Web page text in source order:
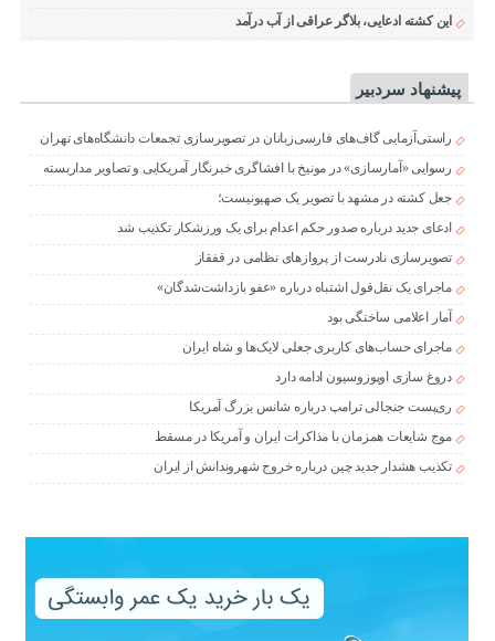
این کشته ادعایی، بلاگر عراقی از آب درآمد
پیشنهاد سردبیر
راستی‌آزمایی گاف‌های فارسی‌زبانان در تصویرسازی تجمعات دانشگاه‌های تهران
رسوایی «آمارسازی» در مونیخ با افشاگری خبرنگار آمریکایی و تصاویر مداربسته
جعل کشته در مشهد با تصویر یک صهیونیست؛
ادعای جدید درباره صدور حکم اعدام برای یک ورزشکار تکذیب شد
تصویرسازی نادرست از پروازهای نظامی در قفقاز
ماجرای یک نقل‌قول اشتباه درباره «عفو بازداشت‌شدگان»
آمار اعلامی ساختگی بود
ماجرای حساب‌های کاربری جعلی لایک‌ها و شاه ایران
دروغ سازی اوپوزوسیون ادامه دارد
ری‌پست جنجالی ترامپ درباره شانس بزرگ آمریکا
موج شایعات همزمان با مذاکرات ایران و آمریکا در مسقط
تکذیب هشدار جدید چین درباره خروج شهروندانش از ایران